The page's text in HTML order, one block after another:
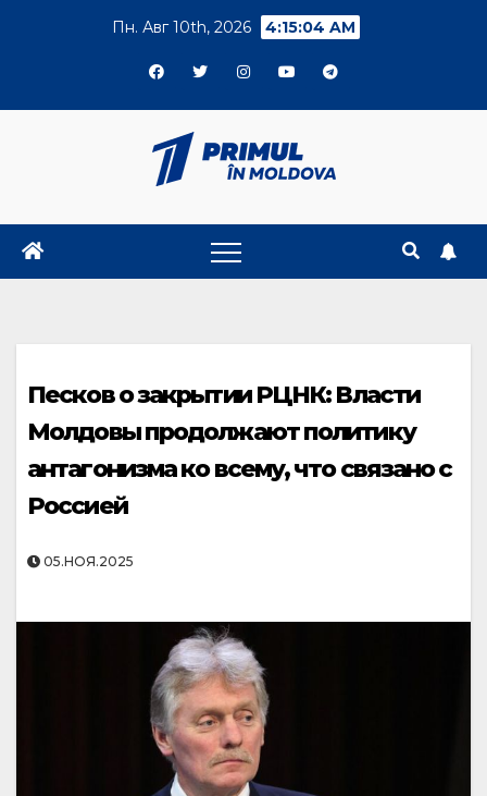
Пн. Авг 10th, 2026 4:15:05 AM
Песков о закрытии РЦНК: Власти
Молдовы продолжают политику
антагонизма ко всему, что связано с
Россией
05.НОЯ.2025